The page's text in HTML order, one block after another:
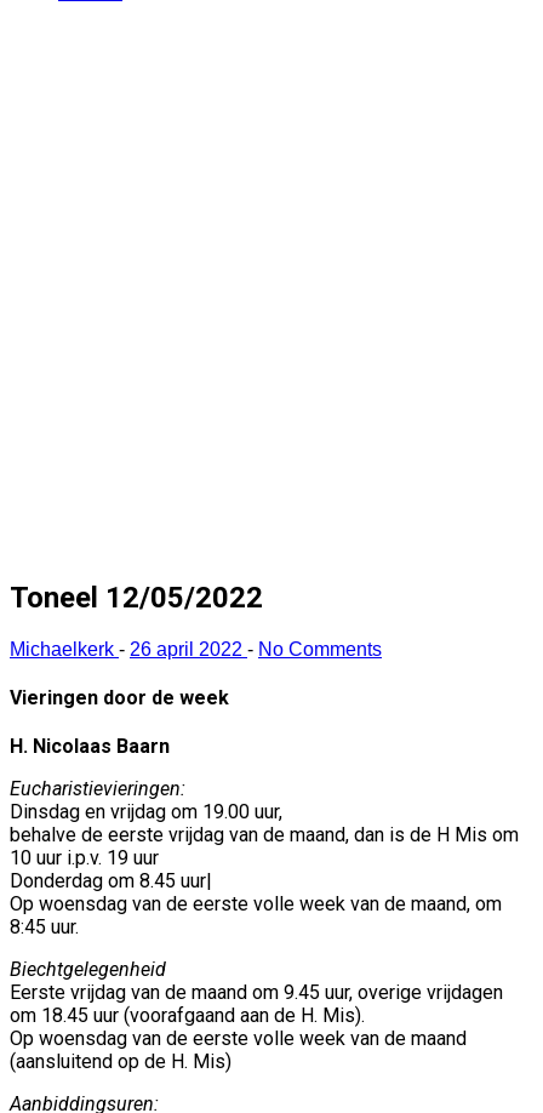
Toneel 12/05/2022
Michaelkerk - 26 april 2022 - No Comments
Vieringen door de week
H. Nicolaas Baarn
Eucharistievieringen:
Dinsdag en vrijdag om 19.00 uur,
behalve de eerste vrijdag van de maand, dan is de H Mis om
10 uur i.p.v. 19 uur
Donderdag om 8.45 uur|
Op woensdag van de eerste volle week van de maand, om
8:45 uur.
Biechtgelegenheid
Eerste vrijdag van de maand om 9.45 uur, overige vrijdagen
om 18.45 uur (voorafgaand aan de H. Mis).
Op woensdag van de eerste volle week van de maand
(aansluitend op de H. Mis)
Aanbiddingsuren: